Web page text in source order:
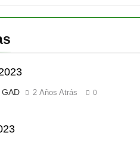
2 Años Atrás 0